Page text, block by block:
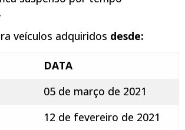
veículos adquiridos desde:
DATA
05 de março de 2021
12 de fevereiro de 2021